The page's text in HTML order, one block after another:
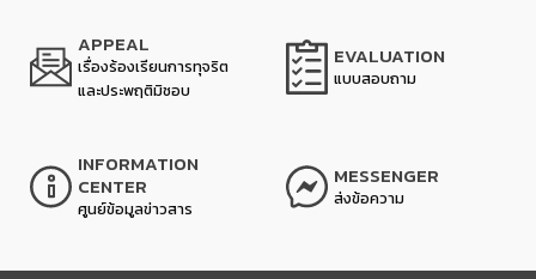
APPEAL
เรื่องร้องเรียนการทุจริต
และประพฤติมิชอบ
EVALUATION
แบบสอบถาม
INFORMATION
CENTER
ศูนย์ข้อมูลข่าวสาร
MESSENGER
ส่งข้อความ